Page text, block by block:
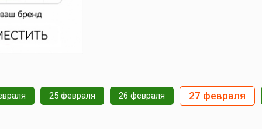
25 февраля 26 февраля 27 февраля